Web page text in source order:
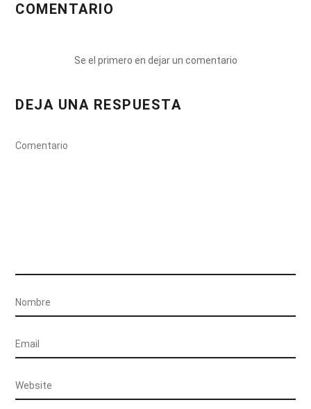
COMENTARIO
Se el primero en dejar un comentario
DEJA UNA RESPUESTA